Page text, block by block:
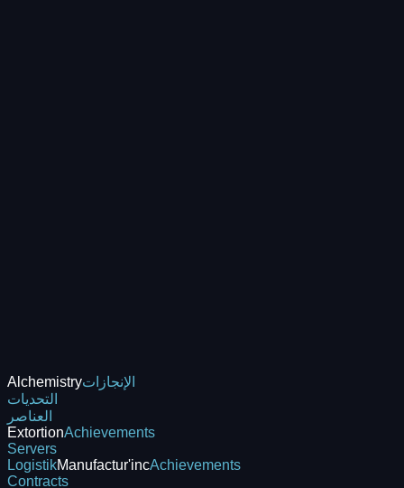
Alchemistryالإنجازات
التحديات
العناصر
ExtortionAchievements
Servers
LogistikManufactur'incAchievements
Contracts